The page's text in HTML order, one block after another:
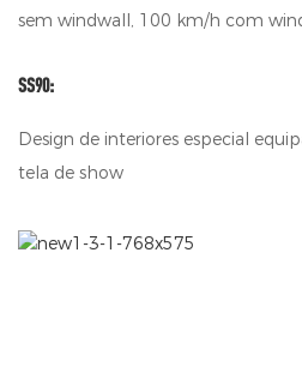
sem windwall, 100 km/h com
SS90:
Design de interiores especial
tela de show